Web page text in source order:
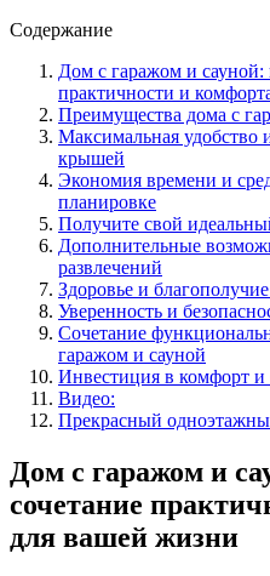
Содержание
Дом с гаражом и сауной:
практичности и
Преимущества дома с
Максимальная удобство
крышей
Экономия времени и
планировке
Получите свой
Дополнительные
развлечений
Здоровье и
Уверенность и
Сочетание
гаражом и сауной
Инвестиция в комфорт и
Видео:
Прекрасный
Дом с гаражом и
сочетание
для вашей жизни